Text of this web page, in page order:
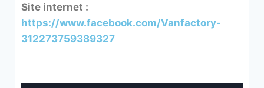
Site internet :
https://www.facebook.com/Vanfactory-
312273759389327